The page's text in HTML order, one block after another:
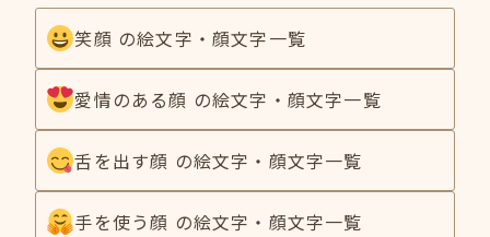
笑顔 の絵文字・顔文字一覧
愛情のある顔 の絵文字・顔文字一覧
舌を出す顔 の絵文字・顔文字一覧
手を使う顔 の絵文字・顔文字一覧